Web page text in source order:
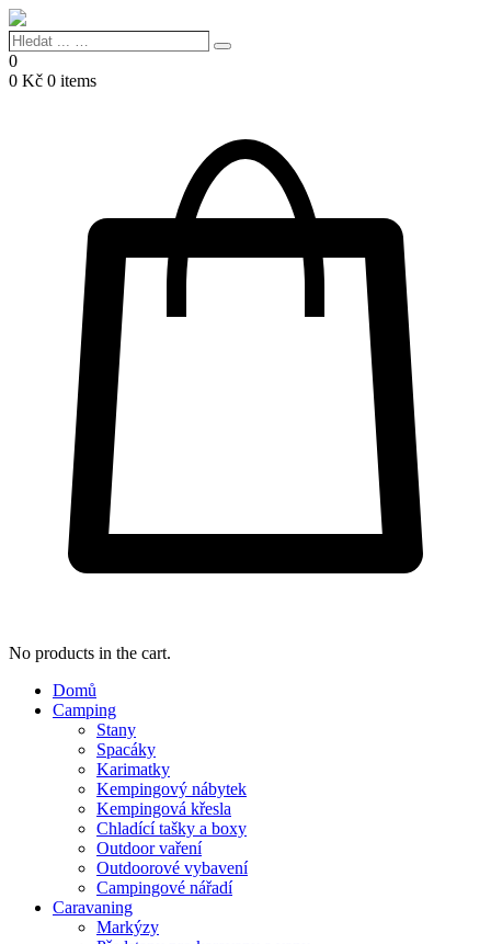
Hledat
...
…
Search
0
0 Kč 0 items
No products in the cart.
Domů
Camping
Stany
Spacáky
Karimatky
Kempingový nábytek
Kempingová křesla
Chladící tašky a boxy
Outdoor vaření
Outdoorové vybavení
Campingové nářadí
Caravaning
Markýzy